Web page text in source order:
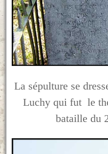
La sépulture se
Luchy qui fut le
bataille du